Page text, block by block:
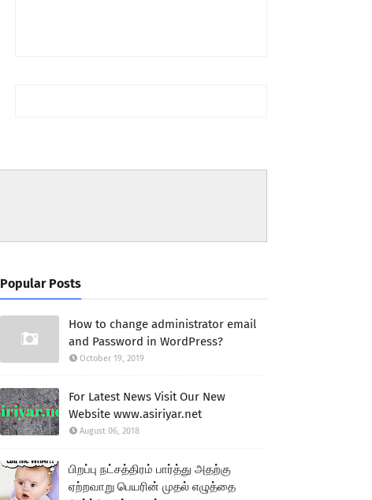
Popular Posts
How to change administrator email
and Password in WordPress?
October 19, 2019
For Latest News Visit Our New
Website www.asiriyar.net
August 06, 2018
பிறப்பு நட்சத்திரம் பார்த்து அதற்கு
ஏற்றவாறு பெயரின் முதல் எழுத்தை